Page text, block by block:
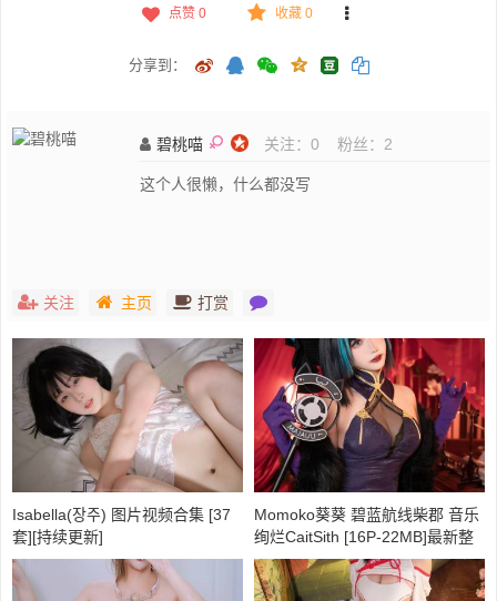
点赞 0 收藏 0
分享到：
碧桃喵 关注： 0 粉丝： 2
这个人很懒，什么都没写
关注 主页 打赏
Isabella(장주) 图片视频合集 [37
套][持续更新]
Momoko葵葵 碧蓝航线柴郡 音乐
绚烂CaitSith [16P-22MB]最新整
理